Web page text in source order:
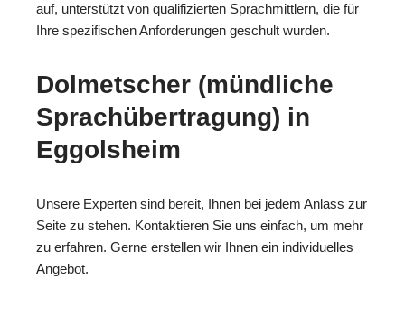
auf, unterstützt von qualifizierten Sprachmittlern, die für
Ihre spezifischen Anforderungen geschult wurden.
Dolmetscher (mündliche
Sprachübertragung) in
Eggolsheim
Unsere Experten sind bereit, Ihnen bei jedem Anlass zur
Seite zu stehen. Kontaktieren Sie uns einfach, um mehr
zu erfahren. Gerne erstellen wir Ihnen ein individuelles
Angebot.